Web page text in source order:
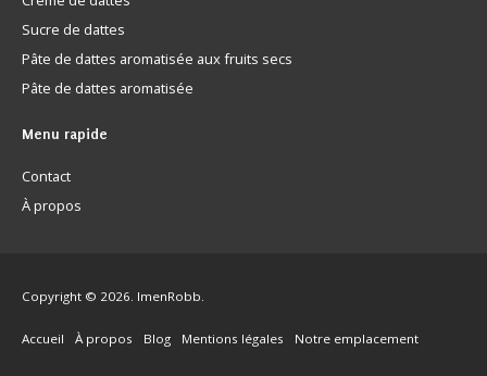
Sucre de dattes
Pâte de dattes aromatisée aux fruits secs
Pâte de dattes aromatisée
Menu rapide
Contact
À propos
Copyright © 2026. ImenRobb.
Accueil À propos Blog Mentions légales Notre emplacement